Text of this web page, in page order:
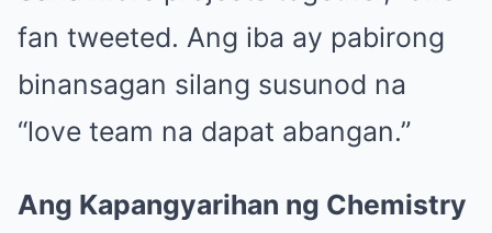
fan tweeted. Ang iba ay pabirong
binansagan silang susunod na
“love team na dapat abangan.”
Ang Kapangyarihan ng Chemistry